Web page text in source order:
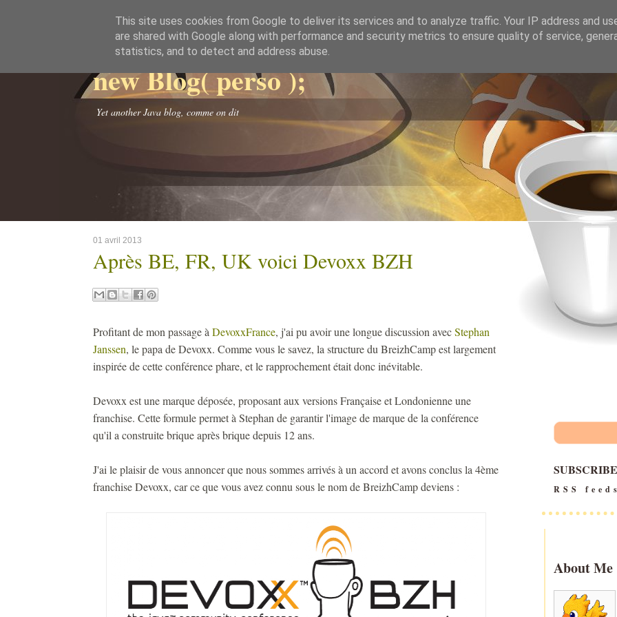
new Blog( perso );
Yet another Java blog, comme on dit
01 avril 2013
Après BE, FR, UK voici Devoxx BZH
Profitant de mon passage à DevoxxFrance, j'ai pu avoir une longue discussion avecStephan
Janssen, le papa de Devoxx. Comme vous le savez, la structure du BreizhCamp est largement
inspirée de cette conférence phare, et le rapprochement était donc inévitable.
Devoxx est une marque déposée, proposant aux versions Française et Londonienne une
franchise. Cette formule permet à Stephan de garantir l'image de marque de la conférence
qu'il a construite brique après brique depuis 12 ans.
J'ai le plaisir de vous annoncer que nous sommes arrivés à un accord et avons conclus la 4ème
franchise Devoxx, car ce que vous avez connu sous le nom de BreizhCamp deviens :
SUBSCRIBE
RSS
About Me
This site uses cookies from Google to deliver its services and to analyze traffic. Your IP address and
are shared with Google along with performance and security metrics to ensure quality of service,
statistics, and to detect and address abuse.